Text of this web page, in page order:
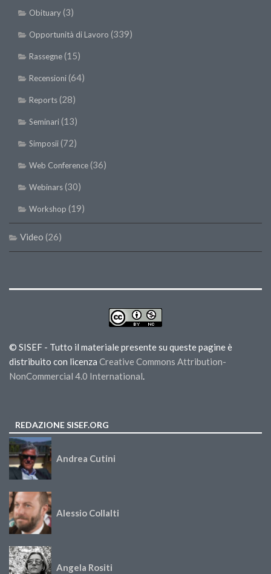
Obituary(3)
Opportunità di Lavoro (339)
Rassegne(15)
Recensioni(64)
Reports(28)
Seminari(13)
Simposii(72)
Web Conference(36)
Webinars(30)
Workshop (19)
Video (26)
© SISEF - Tutto il materiale presente su queste pagine è
distribuito con licenza Creative Commons Attribution-
NonCommercial 4.0 International.
REDAZIONE SISEF.ORG
Andrea Cutini
Alessio Collalti
Angela Rositi